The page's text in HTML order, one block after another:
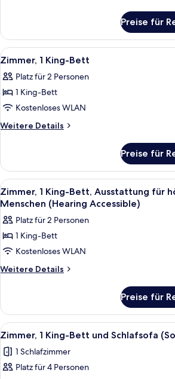
View,
2
Rooms)
anzeigen
1 King-
Bett
und
(Sofa
Sleeper,
Rooms)
Preise für
Alle
Fotos
für
Zimmer,
1 King-
Bett
Ein
4
Zimmer, 1 King-Bett
Platz für 2 Personen
1 King-Bett
Kostenloses WLAN
Weitere Details
Weitere
1 King-
Bett
Preise für
Alle
Fotos
für
Zimmer,
1 King-
Bett,
Ausstattung
Menschen
(Hearing
Accessible)
anzeigen
Ein
4
Zimmer, 1 King-Bett, Ausstattung für
Menschen (Hearing Accessible)
Platz für 2 Personen
1 King-Bett
Kostenloses WLAN
Weitere Details
Weitere
1 King-
Bett,
Ausstattung
hörgeschädigte
Menschen
Preise für
Alle
Fotos
für
Zimmer,
Ein
4
Zimmer, 1 King-Bett und Schlafsofa
1 Schlafzimmer
Platz für 4 Personen